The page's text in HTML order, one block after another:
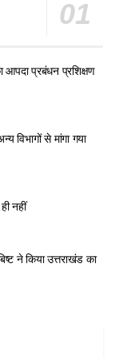
आपदा प्रबंधन प्रशिक्षण
से मांगा गया
नहीं
ने किया उत्तराखंड का